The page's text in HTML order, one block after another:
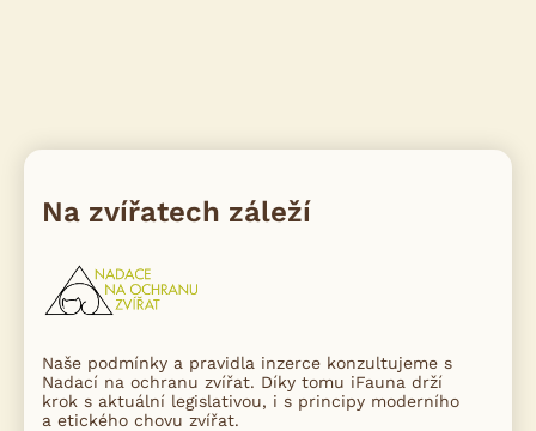
Na zvířatech záleží
Naše podmínky a pravidla inzerce konzultujeme s
Nadací na ochranu zvířat. Díky tomu iFauna drží
krok s aktuální legislativou, i s principy moderního
a etického chovu zvířat.